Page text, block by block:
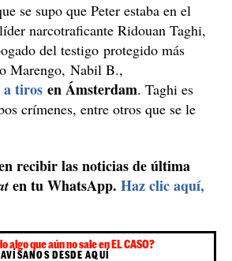
se supo que Peter estaba en el
narcotraficante Ridouan Taghi,
del testigo protegido más
Marengo, Nabil B.,
a tiros en Ámsterdam. Taghi es
crímenes, entre otros que se le
recibir las noticias de última
en tu WhatsApp. Haz clic aquí,
algo que aún no sale en EL CASO?
AVÍSANOS DESDE AQUÍ